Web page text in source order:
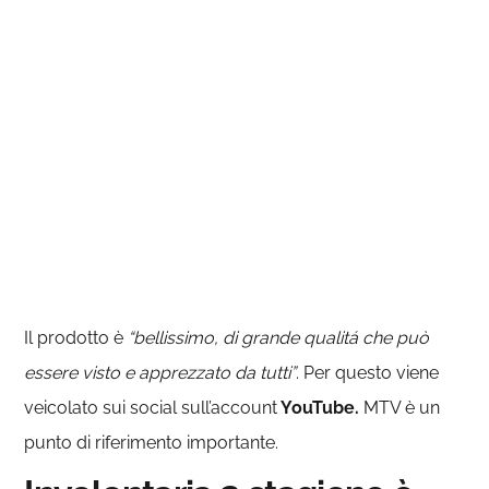
Il prodotto è “bellissimo, di grande qualitá che può
essere visto e apprezzato da tutti”. Per questo viene
veicolato sui social sull’accountYouTube. MTV è un
punto di riferimento importante.